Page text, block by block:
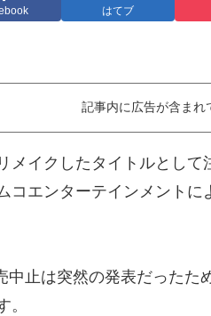
はてブ
記事内に広告が含まれ
メイクしたタイトルとして
コエンターテインメント
中止は突然の発表だった
。